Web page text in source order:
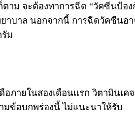
าม จะต้องทาการฉีด “วัคซีนป้อ
ยาบาล นอกจากนี้ การฉีดวัคซีนอา
ม
ภายในสองเดือนแรก วิตามินเค
มข้อบกพร่องนี้ ไม่แนะนาให้รับ